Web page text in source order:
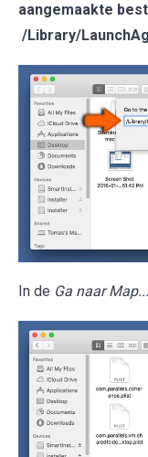
aangemaakte
/Library/
In de Ga naar